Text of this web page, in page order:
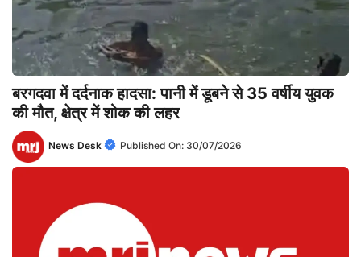
बरगदवा में दर्दनाक हादसा: पानी में डूबने से 35 वर्षीय युवक
की मौत, क्षेत्र में शोक की लहर
News Desk Published On: 30/07/2026